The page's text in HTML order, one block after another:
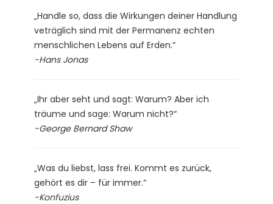
„Handle so, dass die Wirkungen deiner Handlung
veträglich sind mit der Permanenz echten
menschlichen Lebens auf Erden.“
-Hans Jonas
„Ihr aber seht und sagt: Warum? Aber ich
träume und sage: Warum nicht?“
-George Bernard Shaw
„Was du liebst, lass frei. Kommt es zurück,
gehört es dir – für immer.“
-Konfuzius